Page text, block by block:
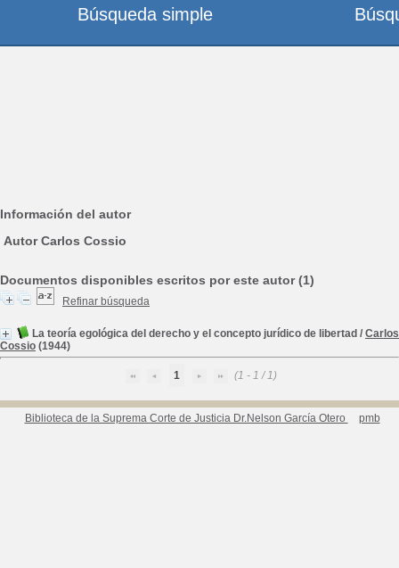
Información del autor
Autor Carlos Cossio
Documentos disponibles escritos por este autor (1)
Refinar búsqueda
La teoría egológica del derecho y el concepto jurídico de libertad / Carlos
Cossio (1944)
1 (1 - 1 / 1)
Biblioteca de la Suprema Corte de Justicia Dr.Nelson García Otero pmb
Búsqueda simple